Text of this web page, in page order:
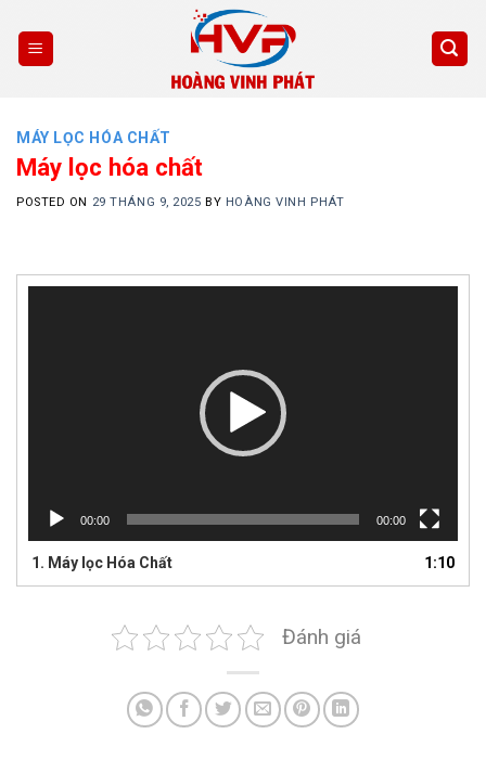
content
MÁY LỌC HÓA CHẤT
Máy lọc hóa chất
POSTED ON 29 THÁNG 9, 2025 BY HOÀNG VINH PHÁT
00:00 00:00
1. Máy lọc Hóa Chất 1:10
Đánh giá